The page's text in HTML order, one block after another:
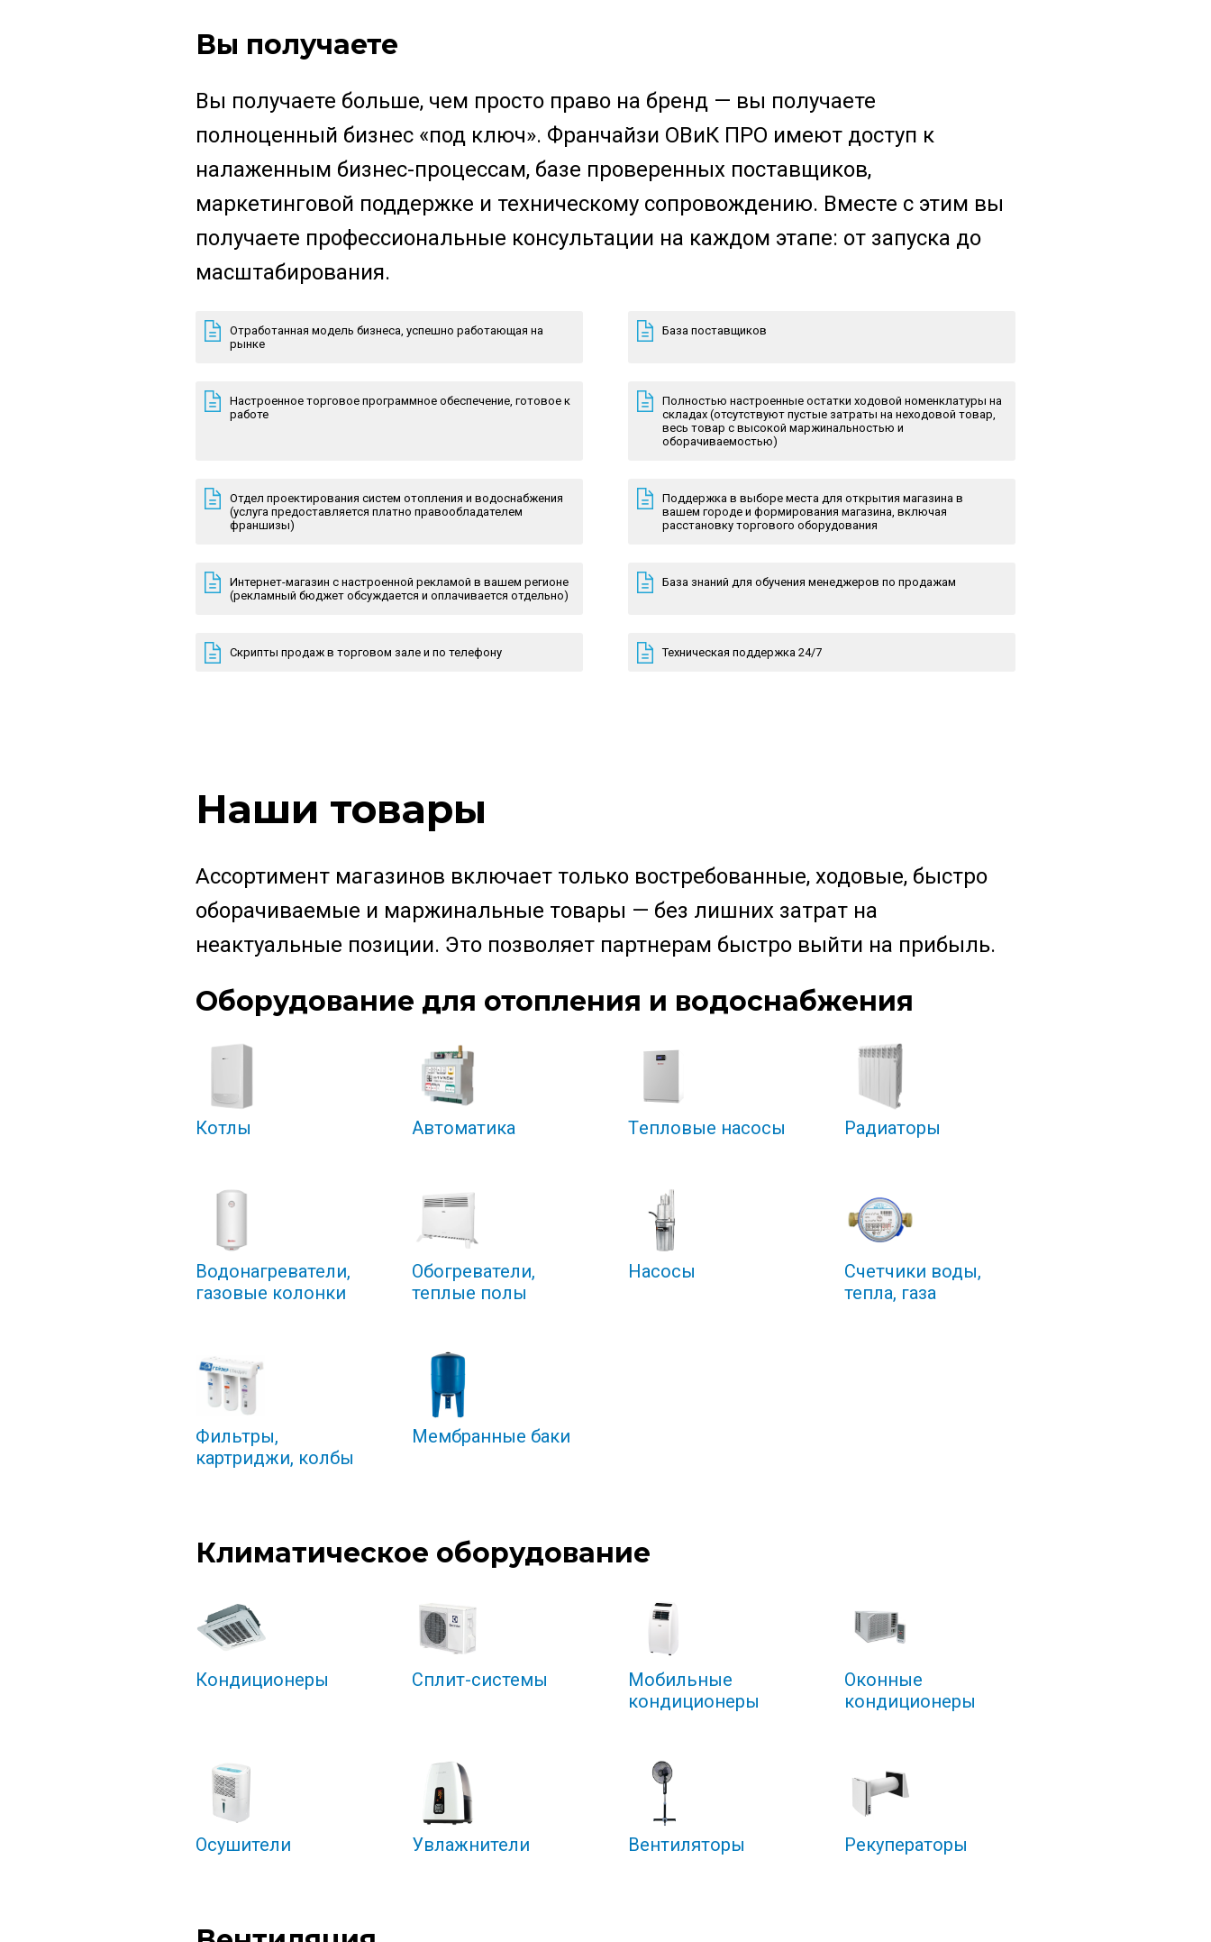
Вы получаете
Вы получаете больше, чем просто право на бренд — вы получаете
полноценный бизнес «под ключ». Франчайзи ОВиК ПРО имеют доступ к
налаженным бизнес-процессам, базе проверенных поставщиков,
маркетинговой поддержке и техническому сопровождению. Вместе с этим вы
получаете профессиональные консультации на каждом этапе: от запуска до
масштабирования.
Отработанная модель бизнеса, успешно работающая на
рынке
База поставщиков
Настроенное торговое программное обеспечение, готовое к
работе
Полностью настроенные остатки ходовой номенклатуры на
складах (отсутствуют пустые затраты на неходовой товар,
весь товар с высокой маржинальностью и
оборачиваемостью)
Отдел проектирования систем отопления и водоснабжения
(услуга предоставляется платно правообладателем
франшизы)
Поддержка в выборе места для открытия магазина в
вашем городе и формирования магазина, включая
расстановку торгового оборудования
Интернет-магазин с настроенной рекламой в вашем регионе
(рекламный бюджет обсуждается и оплачивается отдельно)
База знаний для обучения менеджеров по продажам
Скрипты продаж в торговом зале и по телефону Техническая поддержка 24/7
Наши товары
Ассортимент магазинов включает только востребованные, ходовые, быстро
оборачиваемые и маржинальные товары — без лишних затрат на
неактуальные позиции. Это позволяет партнерам быстро выйти на прибыль.
Оборудование для отопления и водоснабжения
Котлы Автоматика Tепловые насосы Радиаторы
Водонагреватели,
газовые колонки
Обогреватели,
теплые полы
Насосы
Счетчики воды,
тепла, газа
Фильтры,
картриджи, колбы
Мембранные баки
Климатическое оборудование
Кондиционеры Сплит-системы
Мобильные
кондиционеры
Оконные
кондиционеры
Осушители Увлажнители Вентиляторы Рекуператоры